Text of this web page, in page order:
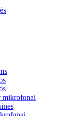
mikrofonai